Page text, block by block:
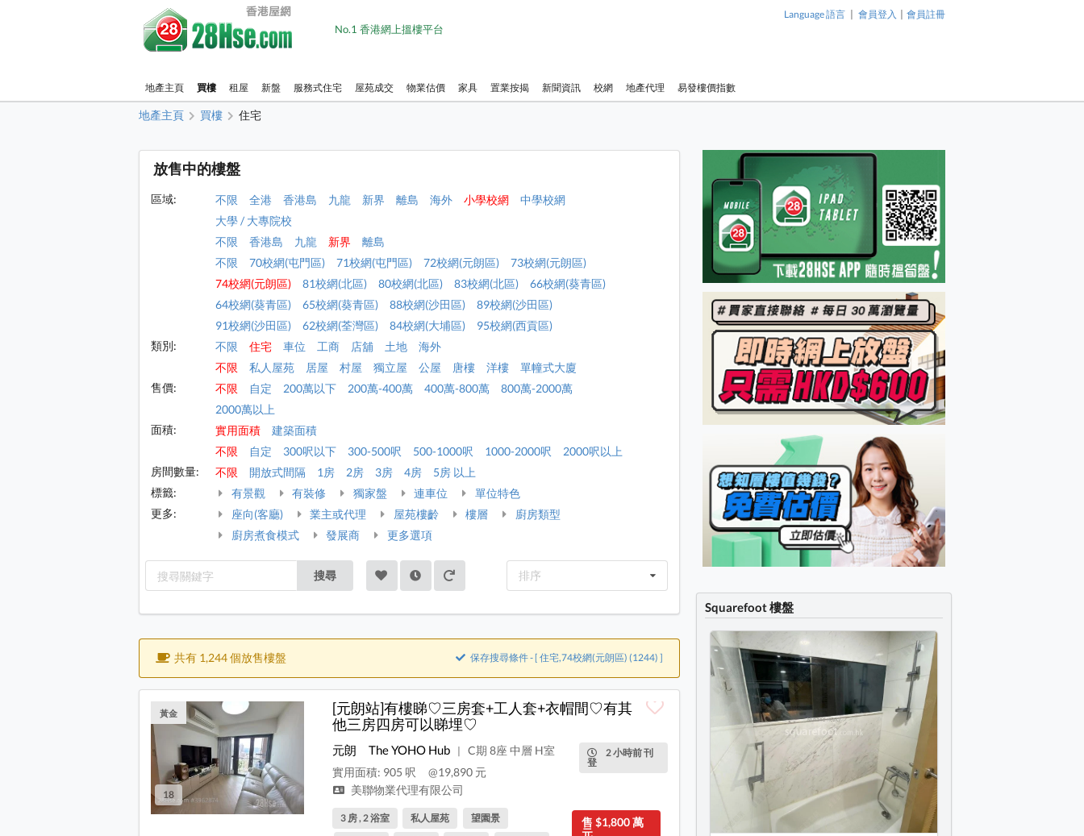
No.1 香港網上搵樓平台
Language 語言 | 會員登入 | 會員註冊
地產主頁 買樓 租屋 新盤 服務式住宅 屋苑成交 物業估價 家具 置業按揭 新聞資訊 校網 地產代理 易發樓價指數
地產主頁 買樓 住宅
放售中的樓盤
區域: 不限 全港 香港島 九龍 新界 離島 海外 小學校網
中學校網
大學 / 大專院校
不限
香港島 九龍 新界
離島
不限
70校網(屯門區) 71校網(屯門區) 72校網(元朗區)
73校網(元朗區)
74校網(元朗區)
81校網(北區) 80校網(北區) 83校網(北區)
66校網(葵青區)
64校網(葵青區)
65校網(葵青區) 88校網(沙田區)
89校網(沙田區)
91校網(沙田區)
62校網(荃灣區) 84校網(大埔區)
95校網(西貢區)
類別:
不限 住宅 車位 工商 店舖 土地
海外
不限
私人屋苑 居屋 村屋 獨立屋 公屋 唐樓 洋樓
單幢式大廈
售價:
不限 自定 200萬以下 200萬-400萬 400萬-800萬
800萬-2000萬
2000萬以上
面積:
實用面積
建築面積
不限
自定 300呎以下 300-500呎 500-1000呎 1000-2000呎
2000呎以上
房間數量:
不限 開放式間隔 1房 2房 3房 4房
5房 以上
標籤:
有景觀 有裝修 獨家盤 連車位
單位特色
更多:
座向(客廳) 業主或代理 屋苑樓齡 樓層
廚房類型
廚房煮食模式
發展商 更多選項
搜尋 排序
共有 1,244 個放售樓盤 保存搜尋條件 - [ 住宅,74校網(元朗區) (1244) ]
18
黃金
[元朗站]有樓睇♡三房套+工人套+衣帽間♡有其
他三房四房可以睇埋♡
2 小時前 刊
登
元朗 The YOHO Hub |
C期 8座 中層 H室
實用面積: 905 呎
@19,890 元
美聯物業代理有限公司
售 $1,800 萬
元
3 房 , 2 浴室 私人屋苑
望園景
Squarefoot 樓盤